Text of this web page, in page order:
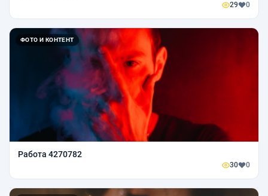
29 0
ФОТО И КОНТЕНТ
Работа 4270782
30 0